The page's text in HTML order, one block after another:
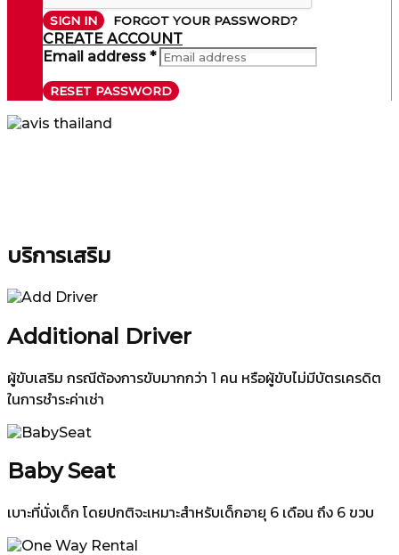
SIGN IN FORGOT YOUR PASSWORD?
CREATE ACCOUNT
Email address *
RESET PASSWORD
บริการเสริม
Additional Driver
ผู้ขับเสริม กรณีต้องการขับมากกว่า 1 คน หรือผู้ขับไม่มีบัตรเครดิต
ในการชำระค่าเช่า
Baby Seat
เบาะที่นั่งเด็ก โดยปกติจะเหมาะสำหรับเด็กอายุ 6 เดือน ถึง 6 ขวบ